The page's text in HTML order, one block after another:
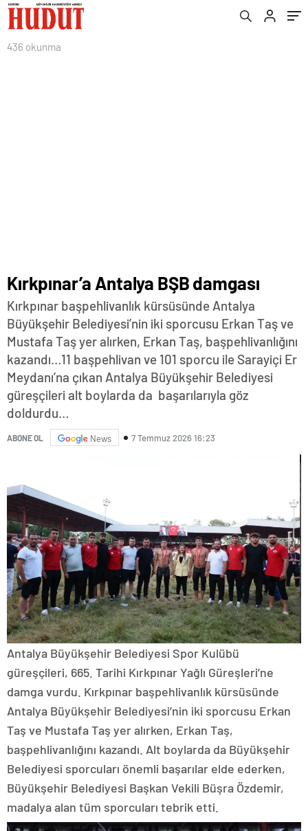
436 okunma
Kırkpınar’a Antalya BŞB damgası
Kırkpınar başpehlivanlık kürsüsünde Antalya
Büyükşehir Belediyesi’nin iki sporcusu Erkan Taş ve
Mustafa Taş yer alırken, Erkan Taş, başpehlivanlığını
kazandı…11 başpehlivan ve 101 sporcu ile Sarayiçi Er
Meydanı’na çıkan Antalya Büyükşehir Belediyesi
güreşçileri alt boylarda da başarılarıyla göz
doldurdu…
ABONE OL News 7 Temmuz 2026 16:23
Antalya Büyükşehir Belediyesi Spor Kulübü
güreşçileri, 665. Tarihi Kırkpınar Yağlı Güreşleri’ne
damga vurdu. Kırkpınar başpehlivanlık kürsüsünde
Antalya Büyükşehir Belediyesi’nin iki sporcusu Erkan
Taş ve Mustafa Taş yer alırken, Erkan Taş,
başpehlivanlığını kazandı. Alt boylarda da Büyükşehir
Belediyesi sporcuları önemli başarılar elde ederken,
Büyükşehir Belediyesi Başkan Vekili Büşra Özdemir,
madalya alan tüm sporcuları tebrik etti.